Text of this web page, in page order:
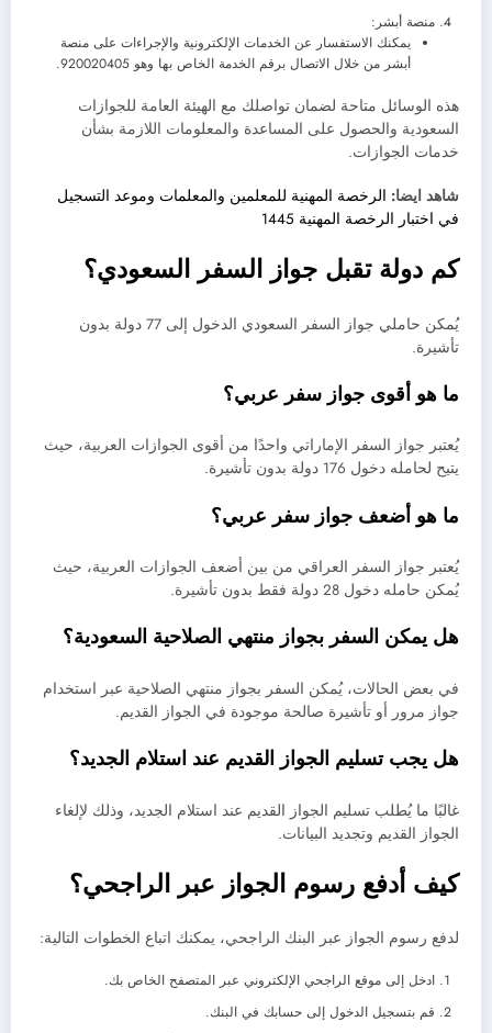
منصة أبشر:
يمكنك الاستفسار عن الخدمات الإلكترونية والإجراءات على منصة
أبشر من خلال الاتصال برقم الخدمة الخاص بها وهو 920020405.
هذه الوسائل متاحة لضمان تواصلك مع الهيئة العامة للجوازات
السعودية والحصول على المساعدة والمعلومات اللازمة بشأن
خدمات الجوازات.
شاهد ايضا: الرخصة المهنية للمعلمين والمعلمات وموعد التسجيل
في اختبار الرخصة المهنية 1445
كم دولة تقبل جواز السفر السعودي؟
يُمكن حاملي جواز السفر السعودي الدخول إلى 77 دولة بدون
تأشيرة.
ما هو أقوى جواز سفر عربي؟
يُعتبر جواز السفر الإماراتي واحدًا من أقوى الجوازات العربية، حيث
يتيح لحامله دخول 176 دولة بدون تأشيرة.
ما هو أضعف جواز سفر عربي؟
يُعتبر جواز السفر العراقي من بين أضعف الجوازات العربية، حيث
يُمكن حامله دخول 28 دولة فقط بدون تأشيرة.
هل يمكن السفر بجواز منتهي الصلاحية السعودية؟
في بعض الحالات، يُمكن السفر بجواز منتهي الصلاحية عبر استخدام
جواز مرور أو تأشيرة صالحة موجودة في الجواز القديم.
هل يجب تسليم الجواز القديم عند استلام الجديد؟
غالبًا ما يُطلب تسليم الجواز القديم عند استلام الجديد، وذلك لإلغاء
الجواز القديم وتجديد البيانات.
كيف أدفع رسوم الجواز عبر الراجحي؟
لدفع رسوم الجواز عبر البنك الراجحي، يمكنك اتباع الخطوات التالية:
ادخل إلى موقع الراجحي الإلكتروني عبر المتصفح الخاص بك.
قم بتسجيل الدخول إلى حسابك في البنك.